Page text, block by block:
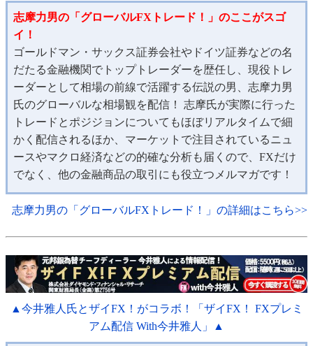
志摩力男の「グローバルFXトレード！」のここがスゴ
イ！
ゴールドマン・サックス証券会社やドイツ証券などの名
だたる金融機関でトップトレーダーを歴任し、現役トレ
ーダーとして相場の前線で活躍する伝説の男、志摩力男
氏のグローバルな相場観を配信！ 志摩氏が実際に行った
トレードとポジジョンについてもほぼリアルタイムで細
かく配信されるほか、マーケットで注目されているニュ
ースやマクロ経済などの的確な分析も届くので、FXだけ
でなく、他の金融商品の取引にも役立つメルマガです！
志摩力男の「グローバルFXトレード！」の詳細はこちら>>
▲今井雅人氏とザイFX！がコラボ！「ザイFX！ FXプレミ
アム配信 With今井雅人」▲